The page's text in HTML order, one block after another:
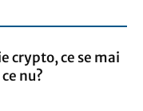
crypto, ce se mai
nu?